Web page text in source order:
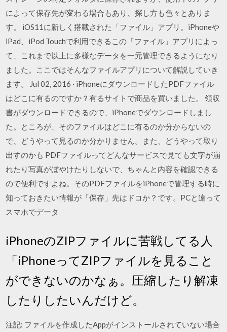
によって保存先が変わる場合もあり、探し方も色々とありま
す。 iOS11に新しく搭載された「ファイル」アプリ。iPhoneや
iPad、iPod Touchで利用できるこの「ファイル」アプリによっ
て、これまで以上に多様なデータを一元管理できるようになり
ました。ここではそんなファイルアプリについて解説していき
ます。 Jul 02, 2016 · iPhoneにダウンロードしたPDFファイル
はどこに有るのですか？有るサイトで商品を買いました。 領収
書がダウンロードできるので、iPhoneでダウンロードしまし
た。ところが、そのファイルはどこに有るのか分からないの
で、どうやって見るのか分かりません。また、どうやって取り
出すのかも PDFファイルってどんなサービスで見ても文字が崩
れたり写真がぼやけたりしないで、ちゃんと内容を確認できる
ので便利ですよね。そのPDFファイルをiPhoneで管理する時に
知っておきたい情報が「保存」先はドコか？です。PCと違って
スマホでデータ
iPhoneのZIPファイルに苦戦してる人
「iPhoneってZIPファイルを見ること
ができないのかなぁ。圧縮したり解凍
したりしたいんだけど。
注記: ファイルを作成したAppがインストールされていない場合